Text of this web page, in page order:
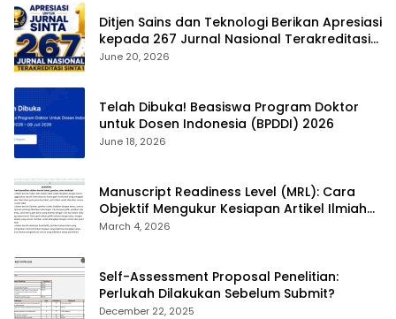
Ditjen Sains dan Teknologi Berikan Apresiasi
kepada 267 Jurnal Nasional Terakreditasi
SINTA 1
June 20, 2026
Telah Dibuka! Beasiswa Program Doktor
untuk Dosen Indonesia (BPDDI) 2026
June 18, 2026
Manuscript Readiness Level (MRL): Cara
Objektif Mengukur Kesiapan Artikel Ilmiah
Anda
March 4, 2026
Self-Assessment Proposal Penelitian:
Perlukah Dilakukan Sebelum Submit?
December 22, 2025